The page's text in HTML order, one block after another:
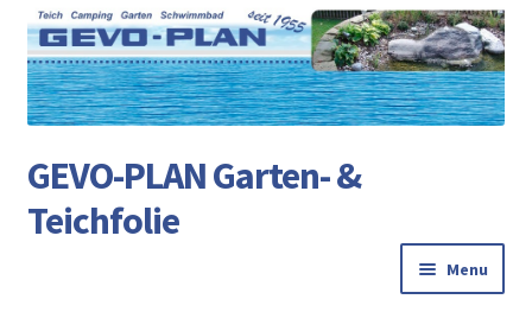
to
to
GEVO-PLAN Garten- &
Teichfolie
Menu